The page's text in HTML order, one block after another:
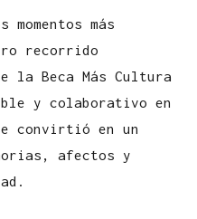
más
recorrido
la Beca Más Cultura
y colaborativo en
convirtió en un
afectos y